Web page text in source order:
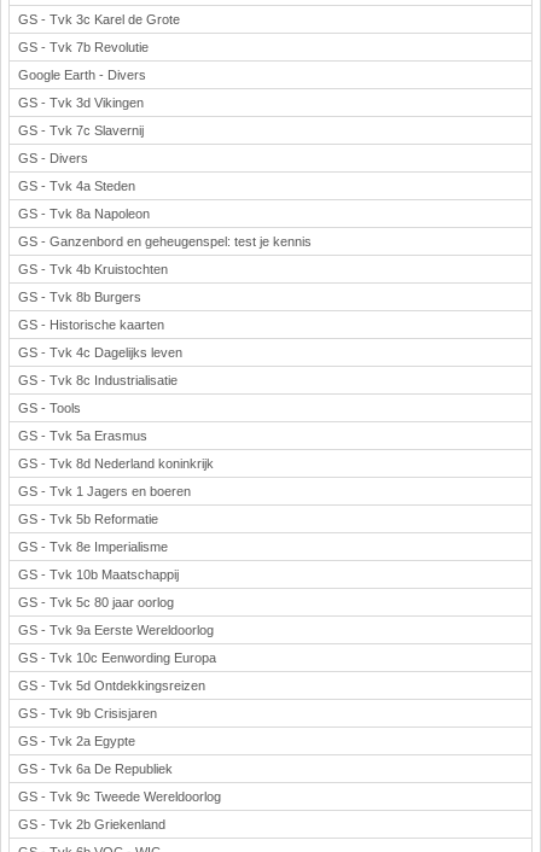
GS - Tvk 3c Karel de Grote
GS - Tvk 7b Revolutie
Google Earth - Divers
GS - Tvk 3d Vikingen
GS - Tvk 7c Slavernij
GS - Divers
GS - Tvk 4a Steden
GS - Tvk 8a Napoleon
GS - Ganzenbord en geheugenspel: test je kennis
GS - Tvk 4b Kruistochten
GS - Tvk 8b Burgers
GS - Historische kaarten
GS - Tvk 4c Dagelijks leven
GS - Tvk 8c Industrialisatie
GS - Tools
GS - Tvk 5a Erasmus
GS - Tvk 8d Nederland koninkrijk
GS - Tvk 1 Jagers en boeren
GS - Tvk 5b Reformatie
GS - Tvk 8e Imperialisme
GS - Tvk 10b Maatschappij
GS - Tvk 5c 80 jaar oorlog
GS - Tvk 9a Eerste Wereldoorlog
GS - Tvk 10c Eenwording Europa
GS - Tvk 5d Ontdekkingsreizen
GS - Tvk 9b Crisisjaren
GS - Tvk 2a Egypte
GS - Tvk 6a De Republiek
GS - Tvk 9c Tweede Wereldoorlog
GS - Tvk 2b Griekenland